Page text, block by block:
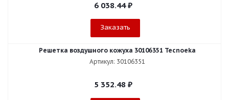
6 038.44₽
Заказать
Решетка воздушного кожуха 30106351 Tecnoeka
Артикул: 30106351
5 352.48 ₽